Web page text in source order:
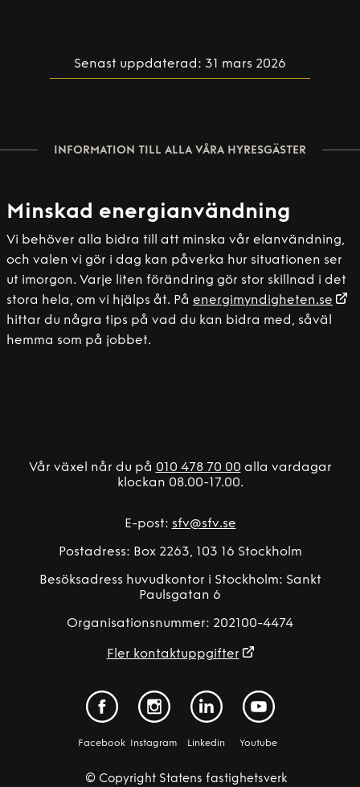
Senast uppdaterad: 31 mars 2026
INFORMATION TILL ALLA VÅRA HYRESGÄSTER
Minskad energianvändning
Vi behöver alla bidra till att minska vår elanvändning,
och valen vi gör i dag kan påverka hur situationen ser
ut imorgon. Varje liten förändring gör stor skillnad i det
stora hela, om vi hjälps åt. På energimyndigheten.se
hittar du några tips på vad du kan bidra med, såväl
hemma som på jobbet.
Vår växel når du på 010 478 70 00 alla vardagar
klockan 08.00-17.00.
E-post: sfv@sfv.se
Postadress: Box 2263, 103 16 Stockholm
Besöksadress huvudkontor i Stockholm: Sankt
Paulsgatan 6
Organisationsnummer: 202100-4474
Fler kontaktuppgifter
Facebook Instagram Linkedin Youtube
© Copyright Statens fastighetsverk